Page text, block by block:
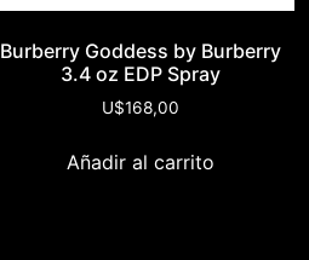
Burberry Goddess by Burberry
3.4 oz EDP Spray
U$168,00
Añadir al carrito